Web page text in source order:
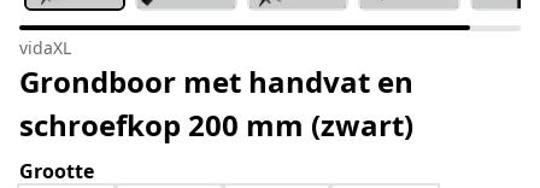
vidaXL
Grondboor met handvat en
schroefkop 200 mm (zwart)
Grootte